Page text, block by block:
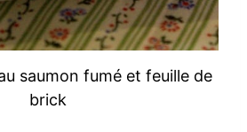
saumon fumé et feuille de
brick